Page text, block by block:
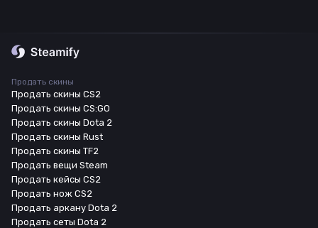
Продать скины
Продать скины CS2
Продать скины CS:GO
Продать скины Dota 2
Продать скины Rust
Продать скины TF2
Продать вещи Steam
Продать кейсы CS2
Продать нож CS2
Продать аркану Dota 2
Продать сеты Dota 2